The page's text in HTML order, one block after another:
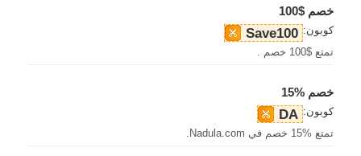
خصم $100
كوبون: Save100
تمتع $100 خصم .
خصم %15
كوبون: DA
تمتع %15 خصم في Nadula.com.